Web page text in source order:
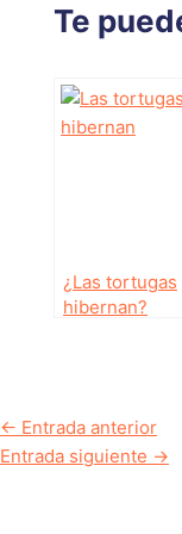
Te
¿Las tortugas
hibernan?
Navegación
de
← Entrada anterior
Entrada siguiente →